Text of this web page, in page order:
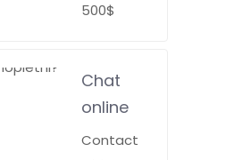
500$
Chat
online
Contact